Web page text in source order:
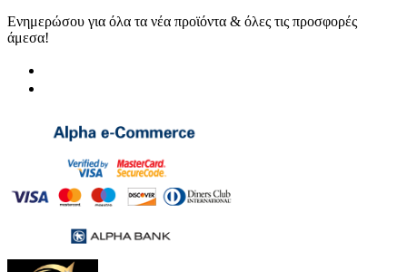
Ενημερώσου για όλα τα νέα προϊόντα & όλες τις προσφορές
άμεσα!